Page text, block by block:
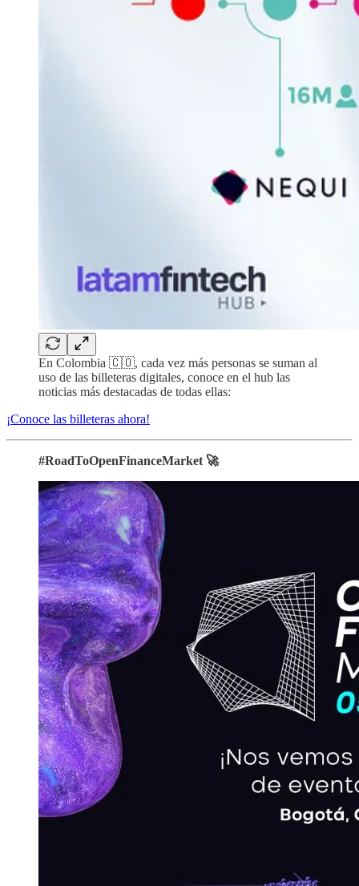
En Colombia 🇨🇴, cada vez más personas se suman al
uso de las billeteras digitales, conoce en el hub las
noticias más destacadas de todas ellas:
¡Conoce las billeteras ahora!
#RoadToOpenFinanceMarket 🚀